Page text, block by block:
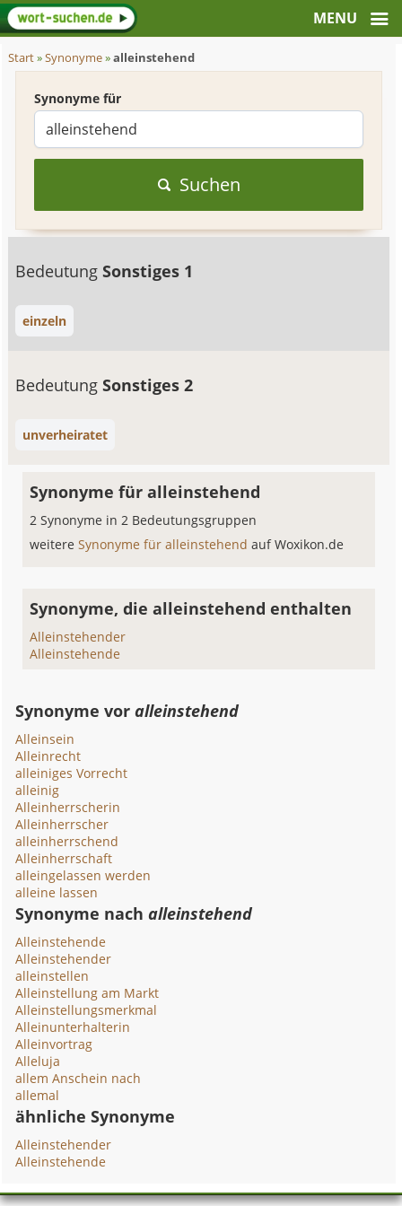
Start»Synonyme»alleinstehend
Synonyme für
Suchen
BedeutungSonstiges 1
einzeln
BedeutungSonstiges 2
unverheiratet
Synonyme für alleinstehend
2 Synonyme in 2 Bedeutungsgruppen
weitereSynonyme für alleinstehendauf Woxikon.de
Synonyme, die alleinstehend enthalten
Alleinstehender
Alleinstehende
Synonyme voralleinstehend
Alleinsein
Alleinrecht
alleiniges Vorrecht
alleinig
Alleinherrscherin
Alleinherrscher
alleinherrschend
Alleinherrschaft
alleingelassen werden
alleine lassen
Synonyme nachalleinstehend
Alleinstehende
Alleinstehender
alleinstellen
Alleinstellung am Markt
Alleinstellungsmerkmal
Alleinunterhalterin
Alleinvortrag
Alleluja
allem Anschein nach
allemal
ähnliche Synonyme
Alleinstehender
Alleinstehende